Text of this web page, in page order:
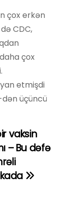
çox erkən
CDC,
çox
etmişdi
üçüncü
vaksin
– Bu dəfə